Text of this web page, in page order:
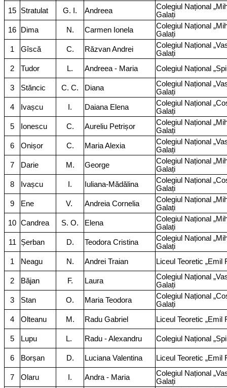
15
Stratulat G. I. Andreea
Colegiul Național
Galați
16
Dima N. Carmen Ionela
Colegiul Național
Galați
1
Gîscă C. Răzvan Andrei
Colegiul Național
Galați
2
Tudor L. Andreea - Maria Colegiul Național
3 Stăncic C. C. Diana
Colegiul Național
Galați
4
Ivașcu I. Daiana Elena
Colegiul Național
Galați
5
Ionescu C. Aureliu Petrișor
Colegiul Național
Galați
6
Onișor C. Maria Alexia
Colegiul Național
Galați
7
Darie M. George
Colegiul Național
Galați
8
Ivașcu I. Iuliana-Mădălina
Colegiul Național
Galați
9
Ene V. Andreia Cornelia
Colegiul Național
Galați
10 Candrea S. O. Elena
Colegiul Național
Galați
11
Șerban D. Teodora Cristina
Colegiul Național
Galați
1
Neagu N. Andrei Traian Liceul Teoretic „Emil
2 Băjan F. Laura
Colegiul Național
Galați
3
Stan O. Maria Teodora
Colegiul Național
Galați
4
Olteanu M. Radu Gabriel Liceul Teoretic „Emil
5 Lupu L. Radu - Alexandru Colegiul Național
6 Borșan D. Luciana Valentina Liceul Teoretic „Emil
7 Olaru I. Andra - Maria
Colegiul Național
Galați